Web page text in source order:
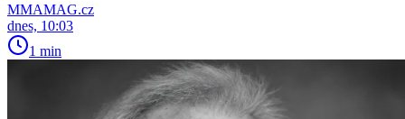
MMAMAG.cz
dnes, 10:03
1 min